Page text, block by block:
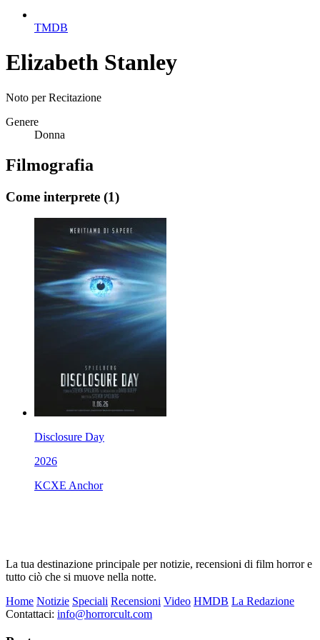
TMDB
Elizabeth Stanley
Noto per Recitazione
Genere
Donna
Filmografia
Come interprete (1)
Disclosure Day
2026
KCXE Anchor
La tua destinazione principale per notizie, recensioni di film horror e
tutto ciò che si muove nella notte.
Home Notizie Speciali Recensioni Video HMDB La Redazione
Contattaci: info@horrorcult.com